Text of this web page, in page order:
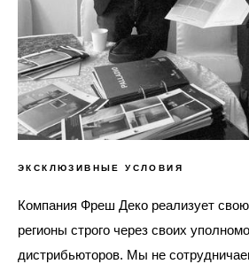
ЭКСКЛЮЗИВНЫЕ УСЛОВИЯ
Компания Фреш Деко реализует
регионы строго через своих
дистрибьюторов. Мы не